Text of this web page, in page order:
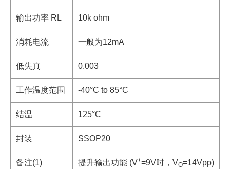
输出功率 RL 10k ohm
消耗电流 一般为12mA
低失真 0.003
工作温度范围 -40°C to 85°C
结温 125°C
封装 SSOP20
备注(1) 提升输出功能 (V+=9V时，VO=14Vpp)